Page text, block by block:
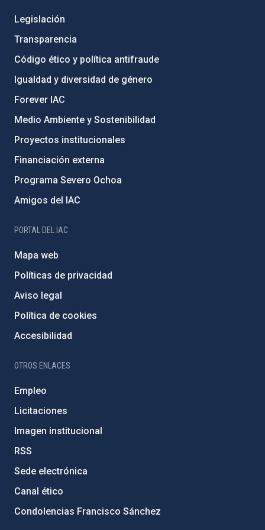
Legislación
Transparencia
Código ético y política antifraude
Igualdad y diversidad de género
Forever IAC
Medio Ambiente y Sostenibilidad
Proyectos institucionales
Financiación externa
Programa Severo Ochoa
Amigos del IAC
PORTAL DEL IAC
Mapa web
Políticas de privacidad
Aviso legal
Política de cookies
Accesibilidad
OTROS ENLACES
Empleo
Licitaciones
Imagen institucional
RSS
Sede electrónica
Canal ético
Condolencias Francisco Sánchez